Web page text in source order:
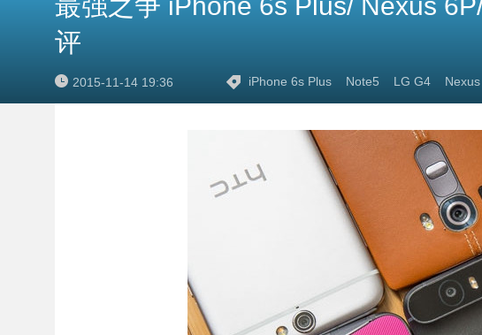
评
2015-11-14 19:36 iPhone 6s Plus Note5 LG G4